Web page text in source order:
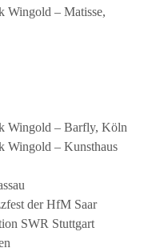
Wingold – Matisse,
Wingold – Barfly, Köln
Wingold – Kunsthaus
der HfM Saar
SWR Stuttgart